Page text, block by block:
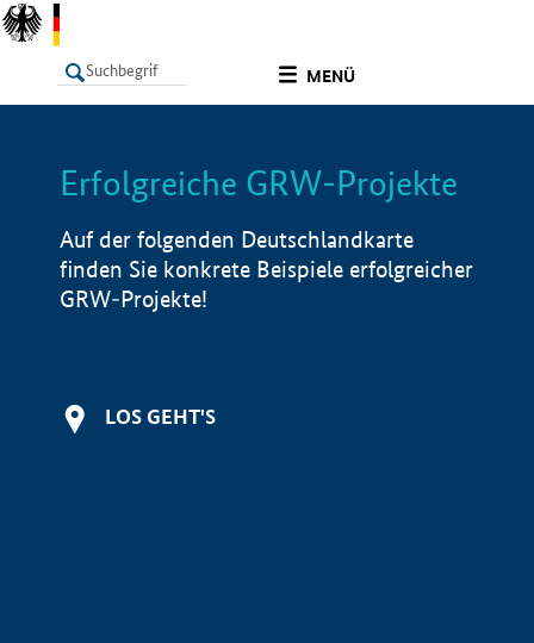
MENÜ
LISTE Info
Erfolgreiche GRW-Projekte
Auf der folgenden Deutschlandkarte
finden Sie konkrete Beispiele erfolgreicher
GRW-Projekte!
LOS GEHT'S